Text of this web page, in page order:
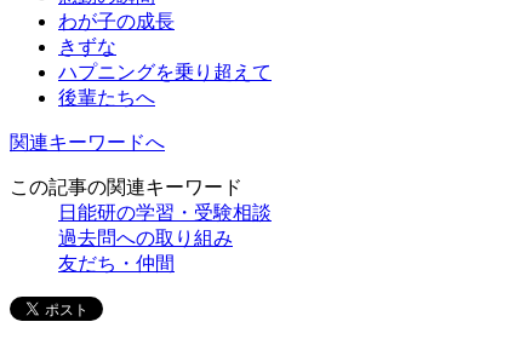
わが子の成長
きずな
ハプニングを乗り超えて
後輩たちへ
関連キーワードへ
この記事の関連キーワード
日能研の学習・受験相談
過去問への取り組み
友だち・仲間